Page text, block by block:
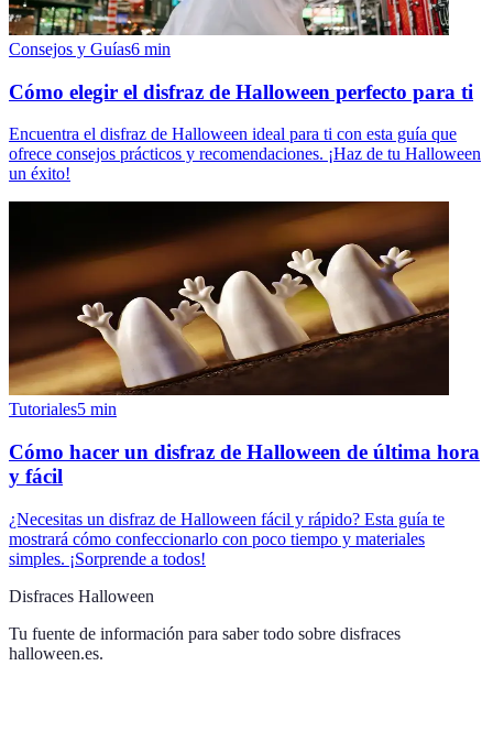
Consejos y Guías6 min
Cómo elegir el disfraz de Halloween perfecto para ti
Encuentra el disfraz de Halloween ideal para ti con esta guía que
ofrece consejos prácticos y recomendaciones. ¡Haz de tu Halloween
un éxito!
Tutoriales5 min
Cómo hacer un disfraz de Halloween de última hora
y fácil
¿Necesitas un disfraz de Halloween fácil y rápido? Esta guía te
mostrará cómo confeccionarlo con poco tiempo y materiales
simples. ¡Sorprende a todos!
Disfraces Halloween
Tu fuente de información para saber todo sobre disfraces
halloween.es.